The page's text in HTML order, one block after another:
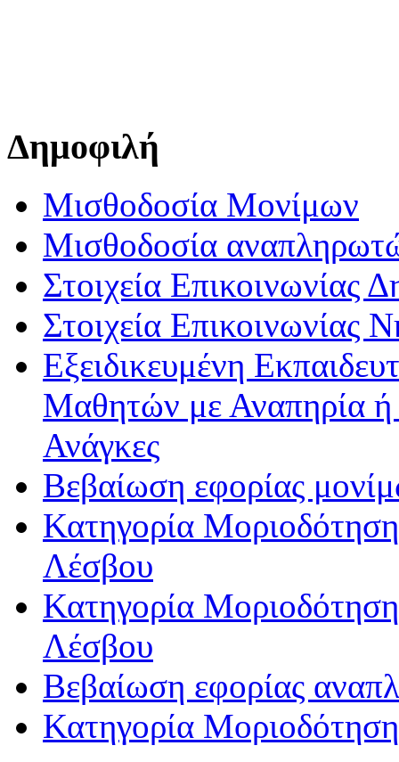
Δημοφιλή
Μισθοδοσία Μονίμων
Μισθοδοσία
Στοιχεία Επικοινωνίας
Στοιχεία Επικοινωνίας
Εξειδικευμένη
Μαθητών με Αναπηρία ή /
Ανάγκες
Βεβαίωση εφορίας
Κατηγορία
Λέσβου
Κατηγορία
Λέσβου
Βεβαίωση εφορίας
Κατηγορία